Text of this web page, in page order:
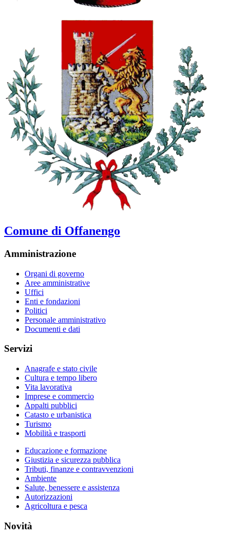
Comune di Offanengo
Amministrazione
Organi di governo
Aree amministrative
Uffici
Enti e fondazioni
Politici
Personale amministrativo
Documenti e dati
Servizi
Anagrafe e stato civile
Cultura e tempo libero
Vita lavorativa
Imprese e commercio
Appalti pubblici
Catasto e urbanistica
Turismo
Mobilità e trasporti
Educazione e formazione
Giustizia e sicurezza pubblica
Tributi, finanze e contravvenzioni
Ambiente
Salute, benessere e assistenza
Autorizzazioni
Agricoltura e pesca
Novità